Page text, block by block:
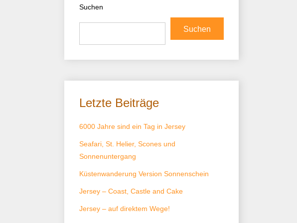
Suchen
Suchen
Letzte Beiträge
6000 Jahre sind ein Tag in Jersey
Seafari, St. Helier, Scones und
Sonnenuntergang
Küstenwanderung Version Sonnenschein
Jersey – Coast, Castle and Cake
Jersey – auf direktem Wege!